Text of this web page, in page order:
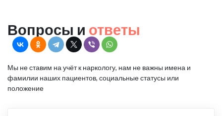
Вопросы и ответы
Мы не ставим на учёт к наркологу, нам не важны имена и
фамилии наших пациентов, социальные статусы или
положение